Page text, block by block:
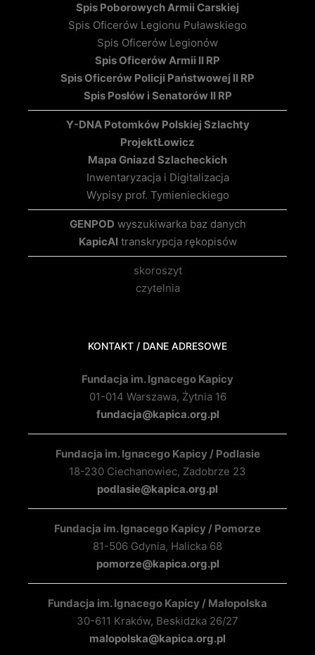
Spis Poborowych Armii Carskiej
Spis Oficerów Legionu Puławskiego
Spis Oficerów Legionów
Spis Oficerów Armii II RP
Spis Oficerów Policji Państwowej II RP
Spis Posłów i Senatorów II RP
Y-DNA Potomków Polskiej Szlachty
ProjektŁowicz
Mapa Gniazd Szlacheckich
Inwentaryzacja i Digitalizacja
Wypisy prof. Tymienieckiego
GENPOD wyszukiwarka baz danych
KapicAItranskrypcja rękopisów
skoroszyt
czytelnia
KONTAKT / DANE ADRESOWE
Fundacja im. Ignacego Kapicy
01-014 Warszawa, Żytnia 16
fundacja@kapica.org.pl
Fundacja im. Ignacego Kapicy / Podlasie
18-230 Ciechanowiec, Zadobrze 23
podlasie@kapica.org.pl
Fundacja im. Ignacego Kapicy / Pomorze
81-506 Gdynia, Halicka 68
pomorze@kapica.org.pl
Fundacja im. Ignacego Kapicy / Małopolska
30-611 Kraków, Beskidzka 26/27
malopolska@kapica.org.pl